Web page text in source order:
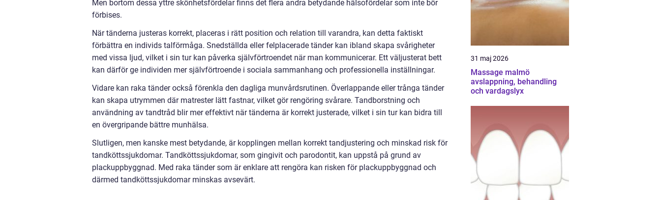
Men bortom dessa yttre skönhetsfördelar finns det flera andra betydande hälsofördelar som inte bör
förbises.
När tänderna justeras korrekt, placeras i rätt position och relation till varandra, kan detta faktiskt
förbättra en individs talförmåga. Snedställda eller felplacerade tänder kan ibland skapa svårigheter
med vissa ljud, vilket i sin tur kan påverka självförtroendet när man kommunicerar. Ett väljusterat bett
kan därför ge individen mer självförtroende i sociala sammanhang och professionella inställningar.
Vidare kan raka tänder också förenkla den dagliga munvårdsrutinen. Överlappande eller trånga tänder
kan skapa utrymmen där matrester lätt fastnar, vilket gör rengöring svårare. Tandborstning och
användning av tandtråd blir mer effektivt när tänderna är korrekt justerade, vilket i sin tur kan bidra till
en övergripande bättre munhälsa.
Slutligen, men kanske mest betydande, är kopplingen mellan korrekt tandjustering och minskad risk för
tandköttssjukdomar. Tandköttssjukdomar, som gingivit och parodontit, kan uppstå på grund av
plackuppbyggnad. Med raka tänder som är enklare att rengöra kan risken för plackuppbyggnad och
därmed tandköttssjukdomar minskas avsevärt.
31 maj 2026
Massage malmö
avslappning, behandling
och vardagslyx